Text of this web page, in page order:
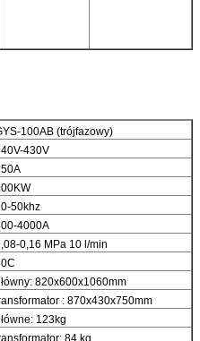
100AB (trójfazowy)
430V
50khz
4000A
0,16 MPa 10 l/min
820x600x1060mm
: 870x430x750mm
123kg
84 kg